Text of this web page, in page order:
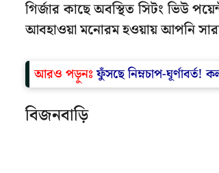
গির্জার কাছে অবস্থিত সিটং ভিউ
আবহাওয়া মনোরম হওয়ায় আপনি
আরও পড়ুনঃফুঁসছে নিম্নচাপ-
বিজনবাড়ি